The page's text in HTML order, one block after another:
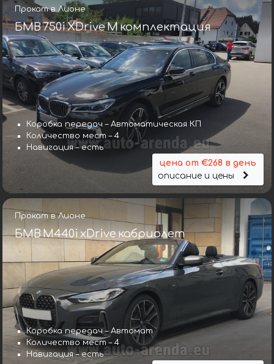
Прокат в Лионе
БМВ 750i XDrive M комплектация
Коробка передач – Автоматическая КП
Количество мест – 4
Навигация – есть
цена от €268 в день
описание и цены
Прокат в Лионе
БМВ M440i xDrive кабриолет
Коробка передач – Автомат
Количество мест – 4
Навигация – есть